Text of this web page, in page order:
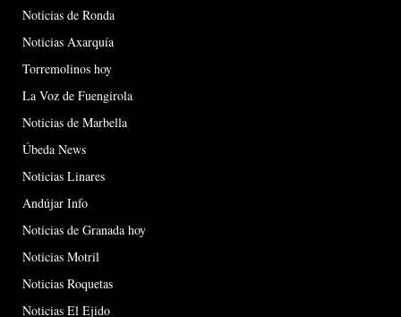
Noticias de Ronda
Noticias Axarquía
Torremolinos hoy
La Voz de Fuengirola
Noticias de Marbella
Úbeda News
Noticias Linares
Andújar Info
Noticias de Granada hoy
Noticias Motril
Noticias Roquetas
Noticias El Ejido